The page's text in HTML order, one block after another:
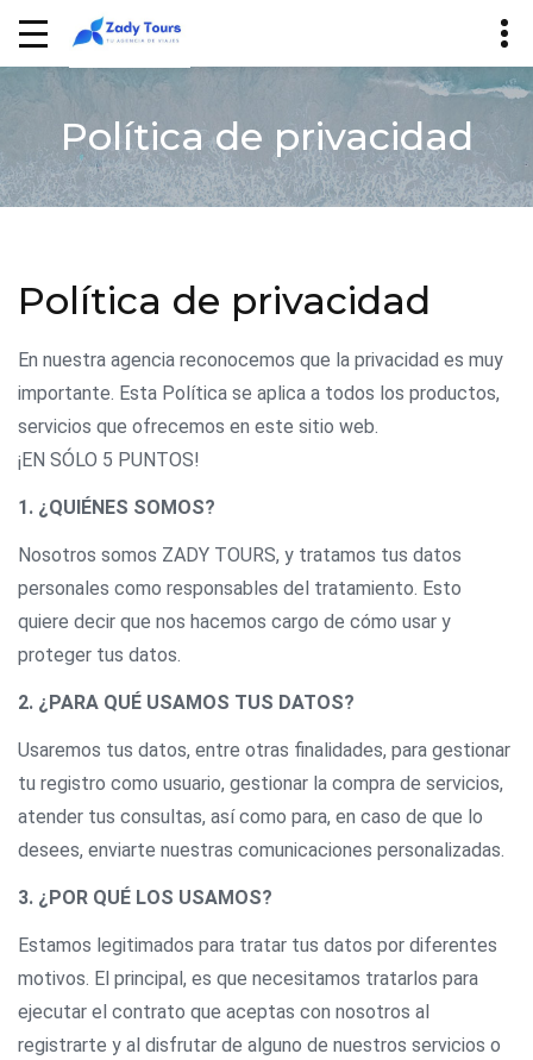
Política de privacidad
Política de privacidad
En nuestra agencia reconocemos que la privacidad es muy
importante. Esta Política se aplica a todos los productos,
servicios que ofrecemos en este sitio web.
¡EN SÓLO 5 PUNTOS!
1. ¿QUIÉNES SOMOS?
Nosotros somos ZADY TOURS, y tratamos tus datos
personales como responsables del tratamiento. Esto
quiere decir que nos hacemos cargo de cómo usar y
proteger tus datos.
2. ¿PARA QUÉ USAMOS TUS DATOS?
Usaremos tus datos, entre otras finalidades, para gestionar
tu registro como usuario, gestionar la compra de servicios,
atender tus consultas, así como para, en caso de que lo
desees, enviarte nuestras comunicaciones personalizadas.
3. ¿POR QUÉ LOS USAMOS?
Estamos legitimados para tratar tus datos por diferentes
motivos. El principal, es que necesitamos tratarlos para
ejecutar el contrato que aceptas con nosotros al
registrarte y al disfrutar de alguno de nuestros servicios o